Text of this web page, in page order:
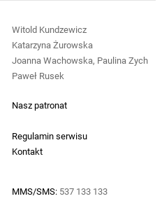
Nasz patronat
Regulamin serwisu
Kontakt
MMS/SMS: 537 133 133
Witold Kundzewicz
Katarzyna Żurowska
Joanna Wachowska, Paulina Zych
Paweł Rusek